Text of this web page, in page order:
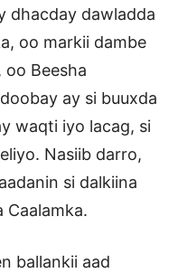
dhacday dawladda
oo markii dambe
Beesha
ay si buuxda
waqti iyo lacag, si
Nasiib darro,
si dalkiina
Caalamka.
ballankii aad